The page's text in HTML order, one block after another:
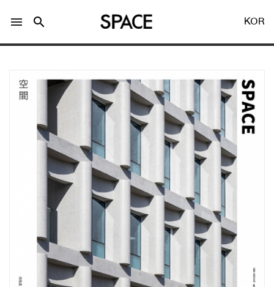
LOGIN 회원가입
Facebook 로그인
Twitter 로그인
Naver 로그인
menu search KOR